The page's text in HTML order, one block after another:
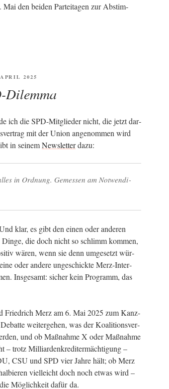
den bei­den Par­tei­ta­gen zur Abstim­
2025
Dilemma
ich die SPD-Mit­glie­der nicht, die jetzt dar­
mit der Uni­on ange­nom­men wird
in sei­nemNews­let­terdazu:
in Ord­nung. Gemes­sen am Not­wen­di­
klar, es gibt den einen oder ande­ren
die doch nicht so schlimm kom­men,
wären, wenn sie denn umge­setzt wür­
oder ande­re unge­schick­te Merz-Inter­
Ins­ge­samt: sicher kein Pro­gramm, das
Fried­rich Merz am 6. Mai 2025 zum Kanz­
wei­ter­ge­hen, was der Koali­ti­ons­ver­
und ob Maß­nah­me X oder Maß­nah­me
– trotz Mil­li­ar­den­kre­dit­er­mäch­ti­gung –
CSU und SPD vier Jah­re hält; ob Merz
viel­leicht doch noch etwas wird –
Mög­lich­keit dafür da.